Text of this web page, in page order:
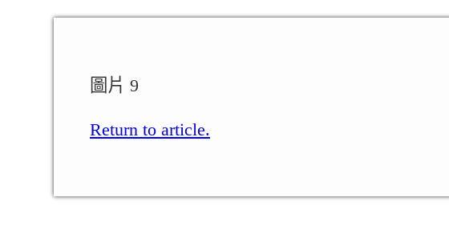
圖片 9
Return to article.